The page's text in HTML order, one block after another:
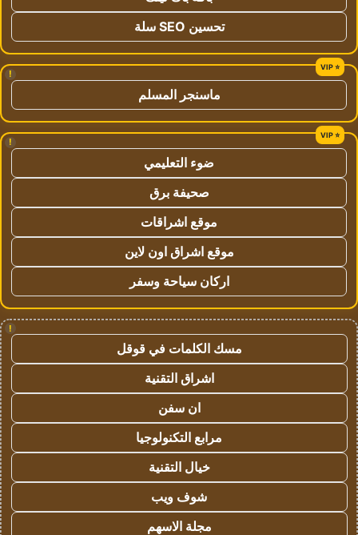
تحسين SEO سلة
!
ماسنجر المسلم
!
ضوء التعليمي
صحيفة برق
موقع اشراقات
موقع اشراق اون لاين
اركان سياحة وسفر
!
مسك الكلمات في قوقل
اشراق التقنية
ان سفن
مرابع التكنولوجيا
خيال التقنية
شوف ويب
مجلة الاسهم